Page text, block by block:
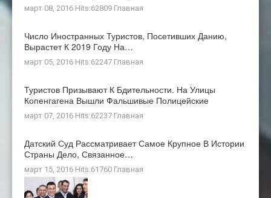
март 08, 2016 Hits:62809 Главная
Число Иностранных Туристов, Посетивших Данию,
Вырастет К 2019 Году На…
март 05, 2016 Hits:62247 Главная
Туристов Призывают К Бдительности. На Улицы
Копенгагена Вышли Фальшивые Полицейские
март 07, 2016 Hits:62237 Главная
Датский Суд Рассматривает Самое Крупное В Истории
Страны Дело, Связанное…
март 15, 2016 Hits:61760 Главная